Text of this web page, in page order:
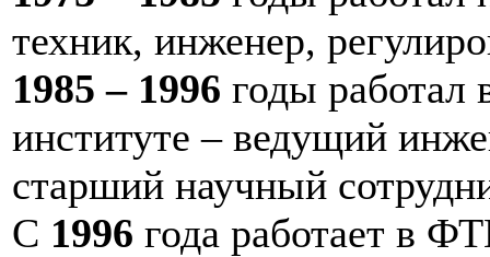
техник, инженер,
1985 – 1996 годы работал
институте – ведущий
старший научный
С 1996 года работает в